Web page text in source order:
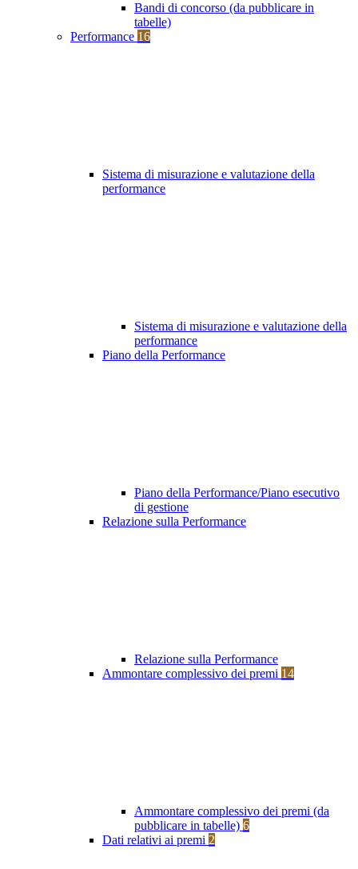
Bandi di concorso (da pubblicare in
tabelle)
Performance 16
Sistema di misurazione e valutazione della
performance
Sistema di misurazione e valutazione della
performance
Piano della Performance
Piano della Performance/Piano esecutivo
di gestione
Relazione sulla Performance
Relazione sulla Performance
Ammontare complessivo dei premi 14
Ammontare complessivo dei premi (da
pubblicare in tabelle) 6
Dati relativi ai premi 2